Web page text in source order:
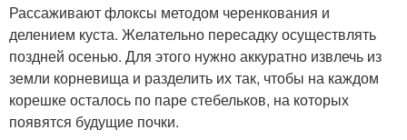
Рассаживают флоксы методом черенкования и
делением куста. Желательно пересадку осуществлять
поздней осенью. Для этого нужно аккуратно извлечь из
земли корневища и разделить их так, чтобы на каждом
корешке осталось по паре стебельков, на которых
появятся будущие почки.